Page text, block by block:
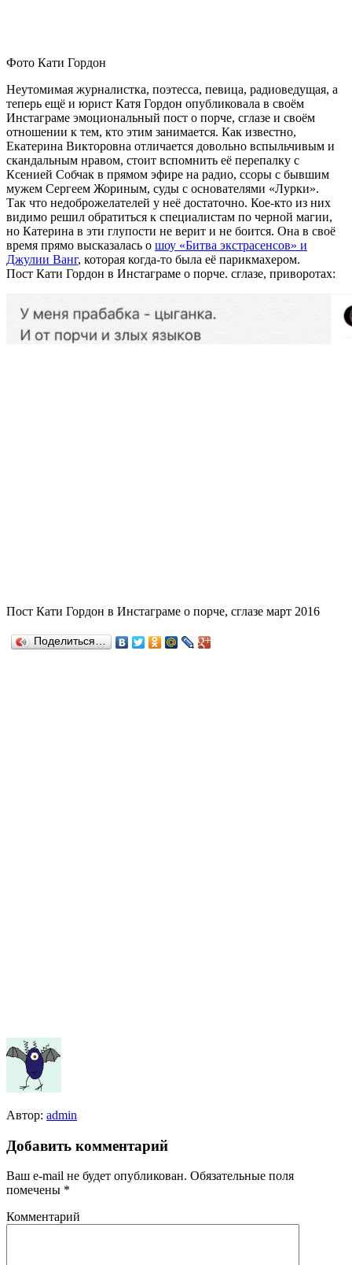
Фото Кати Гордон
Неутомимая журналистка, поэтесса, певица, радиоведущая, а
теперь ещё и юрист Катя Гордон опубликовала в своём
Инстаграме эмоциональный пост о порче, сглазе и своём
отношении к тем, кто этим занимается. Как известно,
Екатерина Викторовна отличается довольно вспыльчивым и
скандальным нравом, стоит вспомнить её перепалку с
Ксенией Собчак в прямом эфире на радио, ссоры с бывшим
мужем Сергеем Жориным, суды с основателями «Лурки».
Так что недоброжелателей у неё достаточно. Кое-кто из них
видимо решил обратиться к специалистам по черной магии,
но Катерина в эти глупости не верит и не боится. Она в своё
время прямо высказалась о шоу «Битва экстрасенсов» и
Джулии Ванг, которая когда-то была её парикмахером.
Пост Кати Гордон в Инстаграме о порче. сглазе, приворотах:
Пост Кати Гордон в Инстаграме о порче, сглазе март 2016
Поделиться…
Автор: admin
Добавить комментарий
Ваш e-mail не будет опубликован. Обязательные поля
помечены *
Комментарий